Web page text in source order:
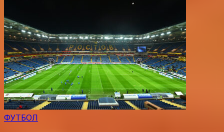
ФУТБОЛ